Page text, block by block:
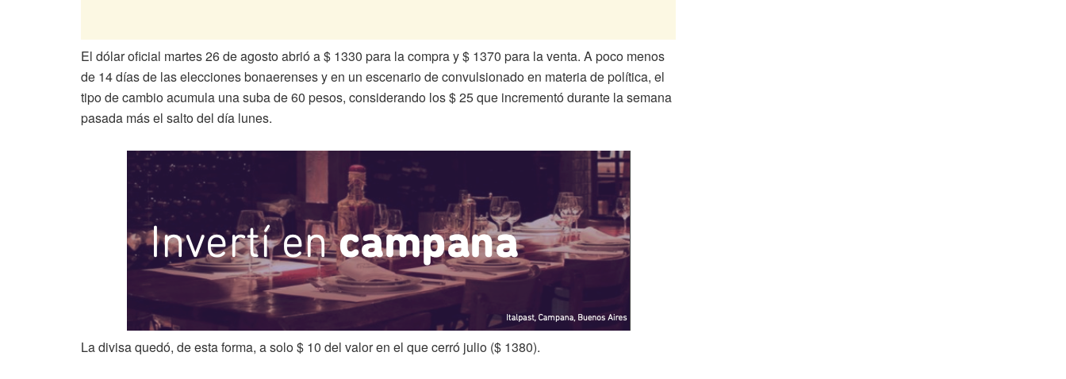
El dólar oficial martes 26 de agosto abrió a $ 1330 para la compra y $ 1370 para la venta. A poco menos
de 14 días de las elecciones bonaerenses y en un escenario de convulsionado en materia de política, el
tipo de cambio acumula una suba de 60 pesos, considerando los $ 25 que incrementó durante la semana
pasada más el salto del día lunes.
La divisa quedó, de esta forma, a solo $ 10 del valor en el que cerró julio ($ 1380).